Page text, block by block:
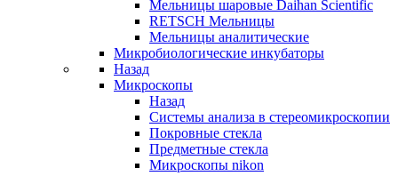
Мельницы шаровые Daihan Scientific
RETSCH Мельницы
Мельницы аналитические
Микробиологические инкубаторы
Назад
Микроскопы
Назад
Системы анализа в стереомикроскопии
Покровные стекла
Предметные стекла
Микроскопы nikon